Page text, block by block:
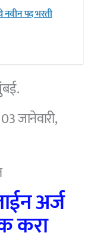
नवीन पद भरती
03 जानेवारी,
अर्ज
करा